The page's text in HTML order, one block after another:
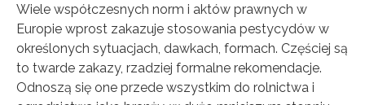
Wiele współczesnych norm i aktów prawnych w
Europie wprost zakazuje stosowania pestycydów w
określonych sytuacjach, dawkach, formach. Częściej są
to twarde zakazy, rzadziej formalne rekomendacje.
Odnoszą się one przede wszystkim do rolnictwa i